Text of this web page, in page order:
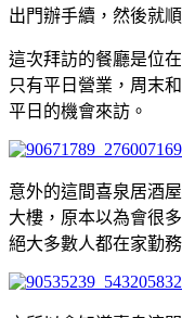
出門辦手續，然後就
這次拜訪的餐廳是位
只有平日營業，周末
平日的機會來訪。
意外的這間喜泉居酒
大樓，原本以為會很
絕大多數人都在家勤